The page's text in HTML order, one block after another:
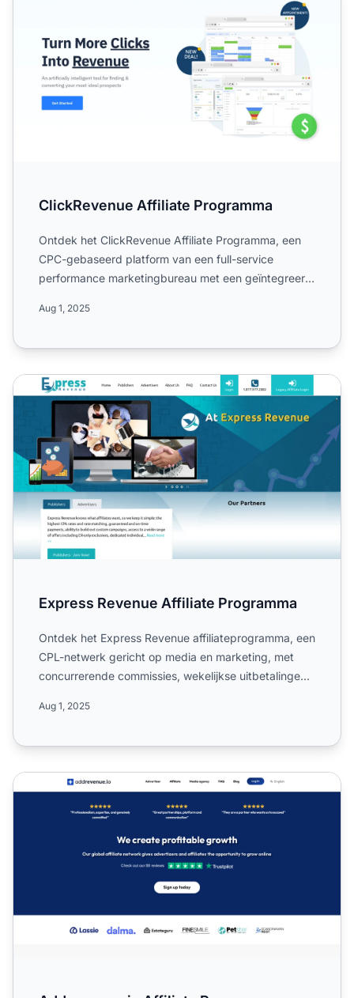
ClickRevenue Affiliate Programma
Ontdek het ClickRevenue Affiliate Programma, een
CPC-gebaseerd platform van een full-service
performance marketingbureau met een geïntegreerd
Aug 1, 2025
Express Revenue Affiliate Programma
Express Revenue Affiliate Programma
Ontdek het Express Revenue affiliateprogramma, een
CPL-netwerk gericht op media en marketing, met
concurrerende commissies, wekelijkse uitbetalingen
Aug 1, 2025
Addrevenue.io Affiliate Programma